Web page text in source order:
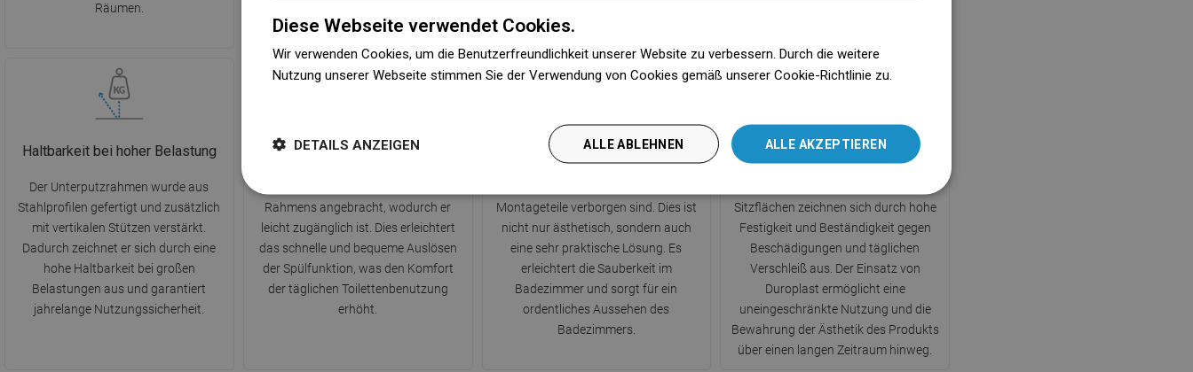
Räumen.
Haltbarkeit bei hoher Belastung
Der Unterputzrahmen wurde aus
Stahlprofilen gefertigt und zusätzlich
mit vertikalen Stützen verstärkt.
Dadurch zeichnet er sich durch eine
hohe Haltbarkeit bei großen
Belastungen aus und garantiert
jahrelange Nutzungssicherheit.
Vorderer Knopf
Rahmens angebracht, wodurch er
leicht zugänglich ist. Dies erleichtert
das schnelle und bequeme Auslösen
der Spülfunktion, was den Komfort
der täglichen Toilettenbenutzung
erhöht.
Verborgene Montage
Montageteile verborgen sind. Dies ist
nicht nur ästhetisch, sondern auch
eine sehr praktische Lösung. Es
erleichtert die Sauberkeit im
Badezimmer und sorgt für ein
ordentliches Aussehen des
Badezimmers.
Duroplast
Sitzflächen zeichnen sich durch hohe
Festigkeit und Beständigkeit gegen
Beschädigungen und täglichen
Verschleiß aus. Der Einsatz von
Duroplast ermöglicht eine
uneingeschränkte Nutzung und die
Bewahrung der Ästhetik des Produkts
über einen langen Zeitraum hinweg.
LITHUANIAN
ROMANIAN
ITALIAN
UKRAINIAN
Diese Webseite verwendet Cookies.
Wir verwenden Cookies, um die Benutzerfreundlichkeit unserer Website zu verbessern. Durch die weitere
Nutzung unserer Webseite stimmen Sie der Verwendung von Cookies gemäß unserer Cookie-Richtlinie zu.
ALLE AKZEPTIEREN
ALLE ABLEHNEN
DETAILS ANZEIGEN